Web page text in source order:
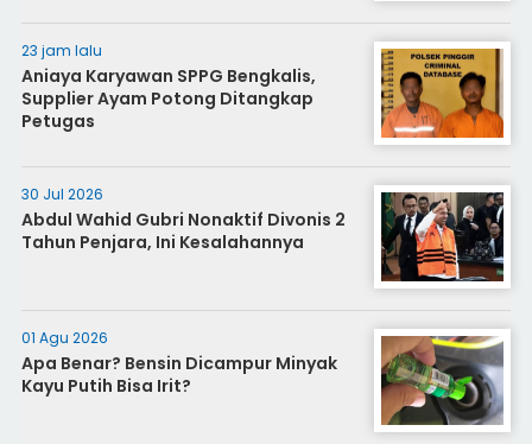
23 jam lalu
Aniaya Karyawan SPPG Bengkalis,
Supplier Ayam Potong Ditangkap
Petugas
30 Jul 2026
Abdul Wahid Gubri Nonaktif Divonis 2
Tahun Penjara, Ini Kesalahannya
01 Agu 2026
Apa Benar? Bensin Dicampur Minyak
Kayu Putih Bisa Irit?